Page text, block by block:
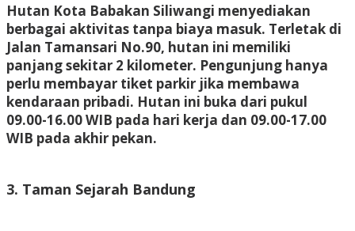
Hutan Kota Babakan Siliwangi menyediakan
berbagai aktivitas tanpa biaya masuk. Terletak di
Jalan Tamansari No.90, hutan ini memiliki
panjang sekitar 2 kilometer. Pengunjung hanya
perlu membayar tiket parkir jika membawa
kendaraan pribadi. Hutan ini buka dari pukul
09.00-16.00 WIB pada hari kerja dan 09.00-17.00
WIB pada akhir pekan.
3. Taman Sejarah Bandung